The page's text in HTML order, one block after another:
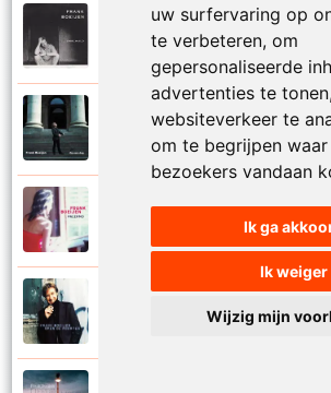
uw surfervaring op
te verbeteren, om
gepersonaliseerde
advertenties te
websiteverkeer te
om te begrijpen
bezoekers vandaan
Ik ga
Ik weiger
Wijzig mijn
Frank Boeijen
Onschuld
Frank Boeijen
Op een dag
Frank Boeijen
Open de poorten